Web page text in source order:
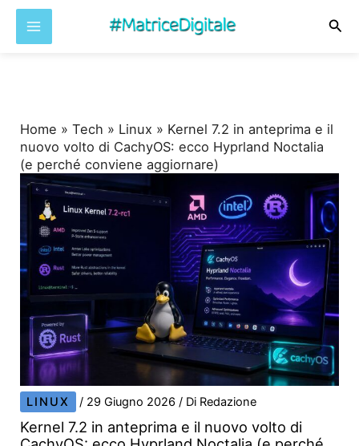
Home »Tech » Linux » Kernel 7.2 in anteprima e il
nuovo volto di CachyOS: ecco Hyprland Noctalia
(e perché conviene aggiornare)
LINUX / 29 Giugno 2026/ Di Redazione
Kernel 7.2 in anteprima e il nuovo volto di